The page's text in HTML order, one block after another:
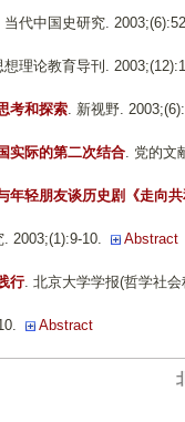
当代中国史研究.
想理论教育导刊.
考和探索. 新视野.
实际的第二次结合. 党的文
轻朋友谈历史剧《走向共
2003;(1):9-10. Abstract
行. 北京大学学报(哲学社
Abstract